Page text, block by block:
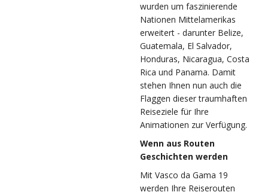
wurden um faszinierende
Nationen Mittelamerikas
erweitert - darunter Belize,
Guatemala, El Salvador,
Honduras, Nicaragua, Costa
Rica und Panama. Damit
stehen Ihnen nun auch die
Flaggen dieser traumhaften
Reiseziele für Ihre
Animationen zur Verfügung.
Wenn aus Routen
Geschichten werden
Mit Vasco da Gama 19
werden Ihre Reiserouten